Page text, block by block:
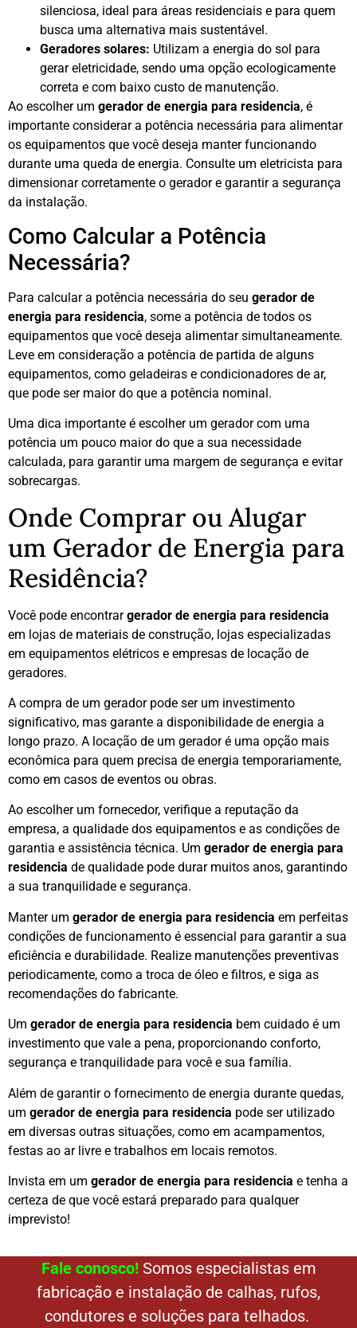
silenciosa, ideal para áreas residenciais e para quem
busca uma alternativa mais sustentável.
Geradores solares: Utilizam a energia do sol para
gerar eletricidade, sendo uma opção ecologicamente
correta e com baixo custo de manutenção.
Ao escolher um gerador de energia para residencia, é
importante considerar a potência necessária para alimentar
os equipamentos que você deseja manter funcionando
durante uma queda de energia. Consulte um eletricista para
dimensionar corretamente o gerador e garantir a segurança
da instalação.
Como Calcular a Potência
Necessária?
Para calcular a potência necessária do seu gerador de
energia para residencia, some a potência de todos os
equipamentos que você deseja alimentar simultaneamente.
Leve em consideração a potência de partida de alguns
equipamentos, como geladeiras e condicionadores de ar,
que pode ser maior do que a potência nominal.
Uma dica importante é escolher um gerador com uma
potência um pouco maior do que a sua necessidade
calculada, para garantir uma margem de segurança e evitar
sobrecargas.
Onde Comprar ou Alugar
um Gerador de Energia para
Residência?
Você pode encontrargerador de energia para residencia
em lojas de materiais de construção, lojas especializadas
em equipamentos elétricos e empresas de locação de
geradores.
A compra de um gerador pode ser um investimento
significativo, mas garante a disponibilidade de energia a
longo prazo. A locação de um gerador é uma opção mais
econômica para quem precisa de energia temporariamente,
como em casos de eventos ou obras.
Ao escolher um fornecedor, verifique a reputação da
empresa, a qualidade dos equipamentos e as condições de
garantia e assistência técnica. Um gerador de energia para
residencia de qualidade pode durar muitos anos, garantindo
a sua tranquilidade e segurança.
Manter um gerador de energia para residencia em perfeitas
condições de funcionamento é essencial para garantir a sua
eficiência e durabilidade. Realize manutenções preventivas
periodicamente, como a troca de óleo e filtros, e siga as
recomendações do fabricante.
Um gerador de energia para residencia bem cuidado é um
investimento que vale a pena, proporcionando conforto,
segurança e tranquilidade para você e sua família.
Além de garantir o fornecimento de energia durante quedas,
um gerador de energia para residencia pode ser utilizado
em diversas outras situações, como em acampamentos,
festas ao ar livre e trabalhos em locais remotos.
Invista em um gerador de energia para residencia e tenha a
certeza de que você estará preparado para qualquer
imprevisto!
Fale conosco! Somos especialistas em
fabricação e instalação de calhas, rufos,
condutores e soluções para telhados.